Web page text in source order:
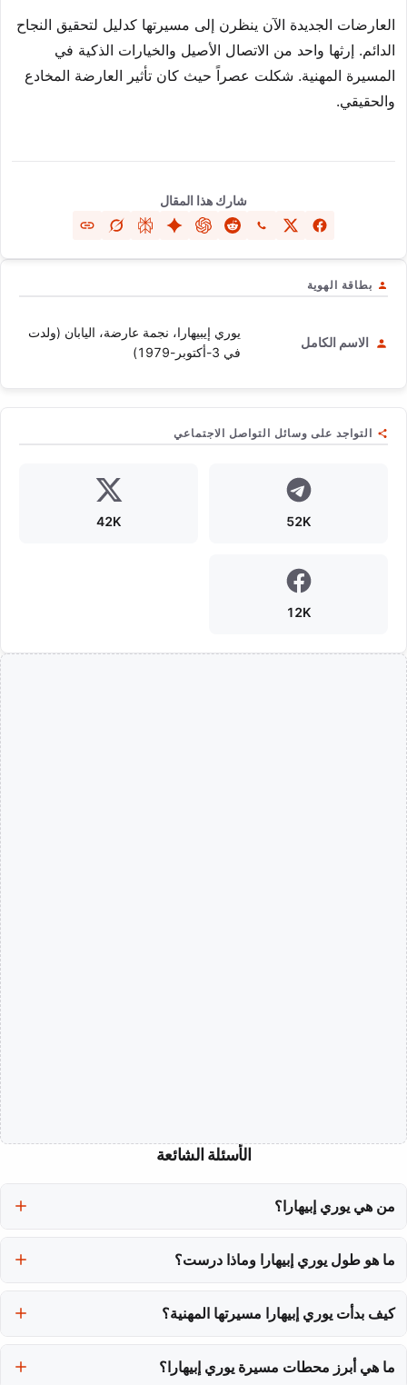
العارضات الجديدة الآن ينظرن إلى مسيرتها كدليل لتحقيق النجاح
الدائم. إرثها واحد من الاتصال الأصيل والخيارات الذكية في
المسيرة المهنية. شكلت عصراً حيث كان تأثير العارضة المخادع
والحقيقي.
شارك هذا المقال
بطاقة الهوية
الاسم الكامل
يوري إيبيهارا، نجمة عارضة، اليابان (ولدت
في 3-أكتوبر-1979)
التواجد على وسائل التواصل الاجتماعي
52K
42K
12K
الأسئلة الشائعة
من هي يوري إبيهارا؟
ميازاكي. تعتبر واحدة من أبرز الوجوه في صناعة الموضة اليابانية بفضل
ما هو طول يوري إبيهارا وماذا درست؟
الجميلة من جامعة كيوشو سانغيو، مما أضفى عليها رؤية فنية فريدة في
كيف بدأت يوري إبيهارا مسيرتها المهنية؟
وسرعان ما حققت شهرة واسعة بعد حصولها على عقد حصري مع مجلة
ما هي أبرز محطات مسيرة يوري إبيهارا؟